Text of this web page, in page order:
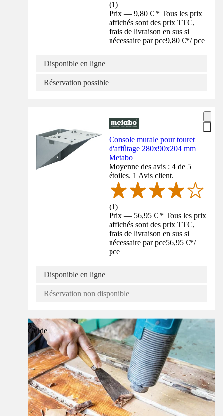
(1)
Prix — 9,80 € * Tous les prix
affichés sont des prix TTC,
frais de livraison en sus si
nécessaire par pce9,80 €*/ pce
Disponible en ligne
Réservation possible
Console murale pour touret
d'affûtage 280x90x204 mm
Metabo
Moyenne des avis : 4 de 5
étoiles. 1 Avis client.
(1)
Prix — 56,95 € * Tous les prix
affichés sont des prix TTC,
frais de livraison en sus si
nécessaire par pce56,95 €*/
pce
Disponible en ligne
Réservation non disponible
Guide